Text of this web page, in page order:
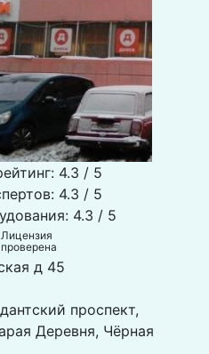
4.3 / 5
4.3 / 5
4.3 / 5
Лицензия
проверена
д 45
проспект,
Деревня, Чёрная